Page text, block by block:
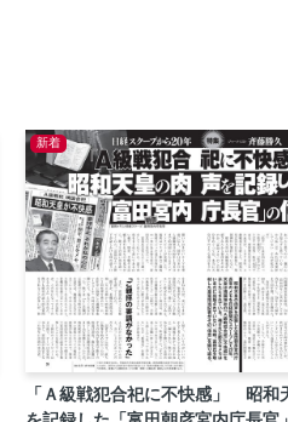
新着
「Ａ級戦犯合祀に不快感」 昭和